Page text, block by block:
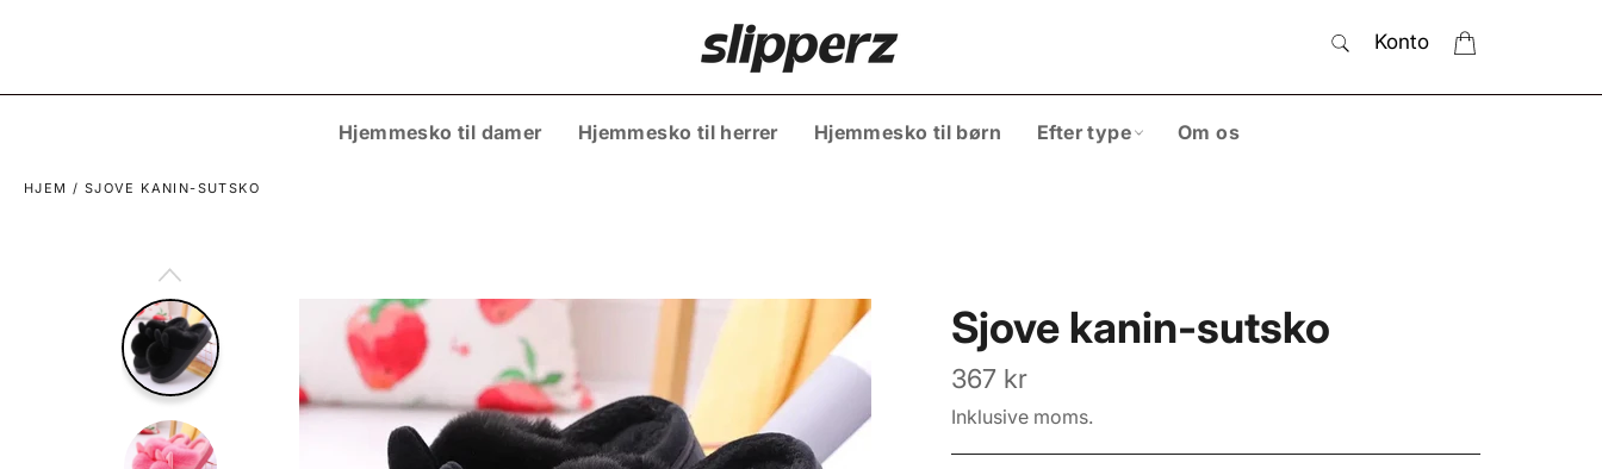
Konto
Hjemmesko til damer Hjemmesko til herrer Hjemmesko til børn Efter type Om os
HJEM / SJOVE KANIN-SUTSKO
Sjove kanin-sutsko
Normalpris
367 kr
Inklusive moms.